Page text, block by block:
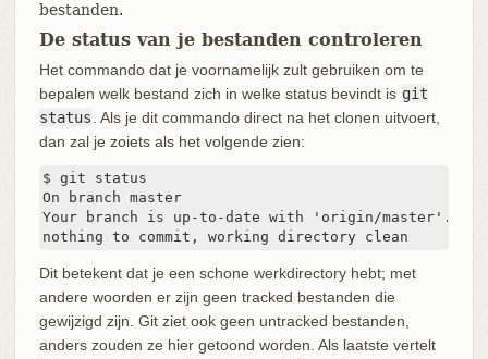
bestanden.
De status van je bestanden controleren
Het commando dat je voornamelijk zult gebruiken om te
bepalen welk bestand zich in welke status bevindt is git
status . Als je dit commando direct na het clonen uitvoert,
dan zal je zoiets als het volgende zien:
$ git status
On branch master
Your branch is up-to-date with 'origin/master'.
nothing to commit, working directory clean
Dit betekent dat je een schone werkdirectory hebt; met
andere woorden er zijn geen tracked bestanden die
gewijzigd zijn. Git ziet ook geen untracked bestanden,
anders zouden ze hier getoond worden. Als laatste vertelt